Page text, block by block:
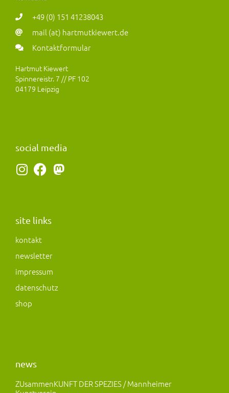
+49 (0) 151 41238043
mail (at) hartmutkiewert.de
Kontaktformular
Hartmut Kiewert
Spinnereistr. 7 // PF 102
04179 Leipzig
social media
I
a
r
a
m
F
b
o
k
M
site links
kontakt
newsletter
impressum
datenschutz
shop
news
ZUsammenKUNFT DER SPEZIES / Mannheimer